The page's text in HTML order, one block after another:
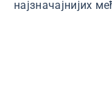
најзначајнијих